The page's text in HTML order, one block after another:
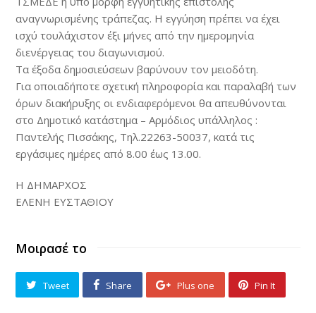
αναγνωρισμένης τράπεζας. Η εγγύηση πρέπει να έχει
ισχύ τουλάχιστον έξι μήνες από την ημερομηνία
διενέργειας του διαγωνισμού.
Τα έξοδα δημοσιεύσεων βαρύνουν τον μειοδότη.
Για οποιαδήποτε σχετική πληροφορία και παραλαβή των
όρων διακήρυξης οι ενδιαφερόμενοι θα απευθύνονται
στο Δημοτικό κατάστημα – Αρμόδιος υπάλληλος :
Παντελής Πισσάκης, Τηλ.22263-50037, κατά τις
εργάσιμες ημέρες από 8.00 έως 13.00.
Η ΔΗΜΑΡΧΟΣ
ΕΛΕΝΗ ΕΥΣΤΑΘΙΟΥ
Μοιρασέ το
Tweet Share Plus one Pin It